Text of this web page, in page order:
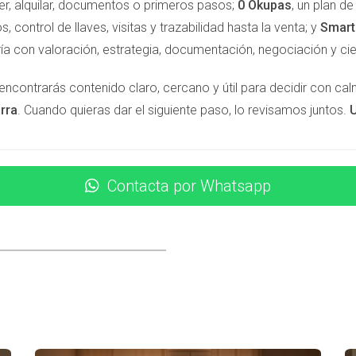
y frustración; sabe que mantenerlo solo le está costando
aferrándose al inmueble por la culpa de pensar que si lo
más y más, creando un dilema financiero complicado.
lejos de Pamplona y ha heredado un piso que no puede
alquilar, documentos o primeros pasos; 0 Okupas, un plan
control de llaves, visitas y trazabilidad hasta la venta; y
con valoración, estrategia, documentación, negociación y
contenido claro, cercano y útil para decidir con
. Cuando quieras dar el siguiente paso, lo revisamos juntos.
Contacta por Whatsapp